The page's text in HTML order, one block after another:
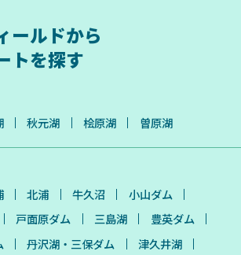
ールドから
トを探す
秋元湖 桧原湖 曽原湖
北浦 牛久沼
小山ダム
戸面原ダム 三島湖
豊英ダム
丹沢湖・三保ダム
津久井湖